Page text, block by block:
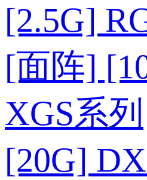
[2.5G]
[面阵]
XGS系列
[20G]